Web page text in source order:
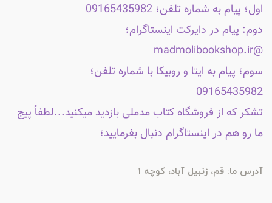
اول؛ پیام به شماره تلفن؛ 09165435982
دوم: پیام در دایرکت اینستاگرام؛
@madmolibookshop.ir
سوم؛ پیام به ایتا و روبیکا با شماره تلفن؛
09165435982
تشکر که از فروشگاه کتاب مدملی بازدید میکنید...لطفاً پیج
ما رو هم در اینستاگرام دنبال بفرمایید؛
آدرس ما: قم، زنبیل آباد، کوچه 1